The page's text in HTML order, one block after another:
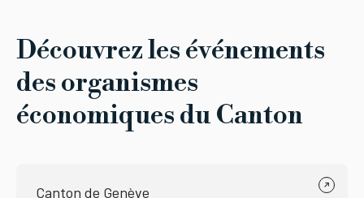
Découvrez les événements
des organismes
économiques du Canton
Canton de Genève